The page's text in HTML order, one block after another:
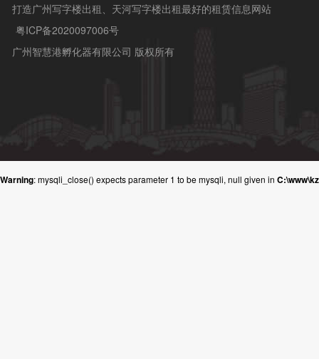
打造广州写字楼出租、天河写字楼出租最好的租赁信息网站
粤ICP备2020097006号
广州智慧港孵化器有限公司 版权所有
Warning: mysqli_close() expects parameter 1 to be mysqli, null given in